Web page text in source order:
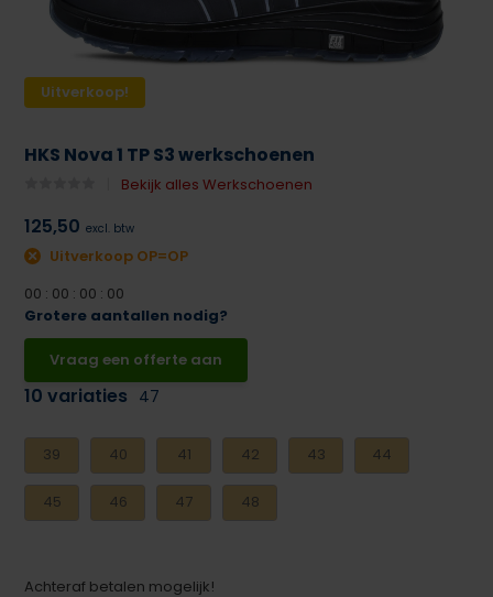
Uitverkoop!
HKS Nova 1 TP S3 werkschoenen
Bekijk alles Werkschoenen
125,50 excl. btw
Uitverkoop OP=OP
00 : 00 : 00 : 00
Grotere aantallen nodig?
Vraag een offerte aan
10 variaties 47
39 40 41 42 43 44
45 46 47 48
Achteraf betalen mogelijk!